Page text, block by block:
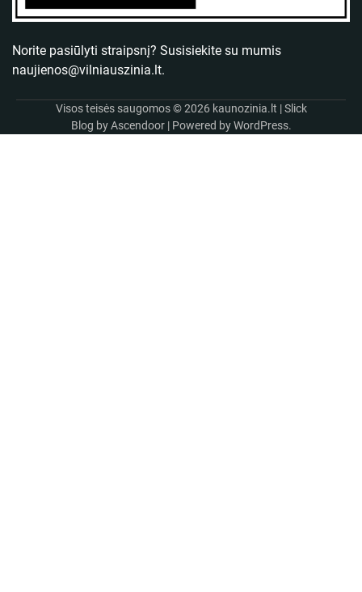
Norite pasiūlyti straipsnį? Susisiekite su mumis
naujienos@vilniauszinia.lt.
Visos teisės saugomos © 2026 kaunozinia.lt | Slick
Blog byAscendoor| Powered byWordPress.